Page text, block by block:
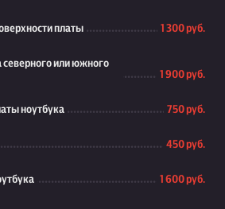
платы 1 300 руб.
или южного
1 900 руб.
ноутбука 750 руб.
450 руб.
1 600 руб.